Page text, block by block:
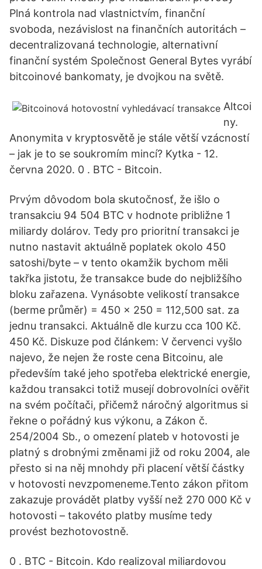
Plná kontrola nad vlastnictvím, finanční
svoboda, nezávislost na finančních autoritách –
decentralizovaná technologie, alternativní
finanční systém Společnost General Bytes vyrábí
bitcoinové bankomaty, je dvojkou na světě.
Altcoi
ny.
Anonymita v kryptosvětě je stále větší vzácností
– jak je to se soukromím mincí? Kytka - 12.
června 2020. 0 . BTC - Bitcoin.
Prvým dôvodom bola skutočnosť, že išlo o
transakciu 94 504 BTC v hodnote približne 1
miliardy dolárov. Tedy pro prioritní transakci je
nutno nastavit aktuálně poplatek okolo 450
satoshi/byte – v tento okamžik bychom měli
takřka jistotu, že transakce bude do nejbližšího
bloku zařazena. Vynásobte velikostí transakce
(berme průměr) = 450 x 250 = 112,500 sat. za
jednu transakci. Aktuálně dle kurzu cca 100 Kč.
450 Kč. Diskuze pod článkem: V červenci vyšlo
najevo, že nejen že roste cena Bitcoinu, ale
především také jeho spotřeba elektrické energie,
každou transakci totiž musejí dobrovolníci ověřit
na svém počítači, přičemž náročný algoritmus si
řekne o pořádný kus výkonu, a Zákon č.
254/2004 Sb., o omezení plateb v hotovosti je
platný s drobnými změnami již od roku 2004, ale
přesto si na něj mnohdy při placení větší částky
v hotovosti nevzpomeneme.Tento zákon přitom
zakazuje provádět platby vyšší než 270 000 Kč v
hotovosti – takovéto platby musíme tedy
provést bezhotovostně.
0 . BTC - Bitcoin. Kdo realizoval miliardovou